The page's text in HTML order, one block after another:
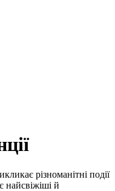
різноманітні події
найсвіжіші й